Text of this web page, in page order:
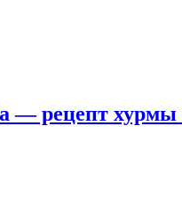
— рецепт хурмы